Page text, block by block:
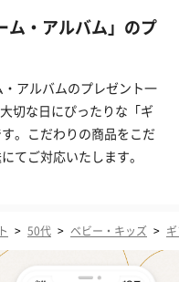
ム・アルバム」のプ
アルバムのプレゼント一
切な日にぴったりな「ギ
。こだわりの商品をこだ
てご対応いたします。
> 50代 > ベビー・キッズ >